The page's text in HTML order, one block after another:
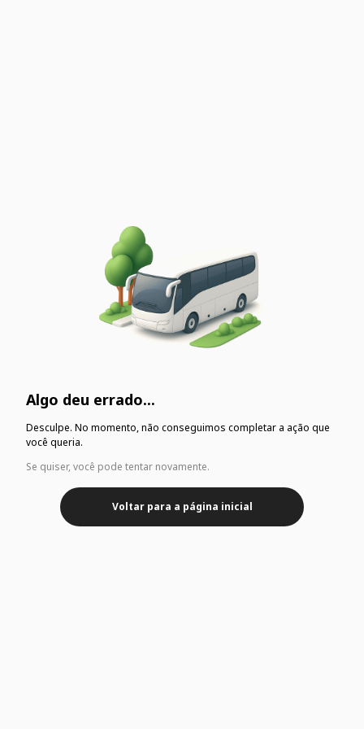
Algo deu errado...
Desculpe. No momento, não conseguimos completar a ação que
você queria.
Se quiser, você pode tentar novamente.
Voltar para a página inicial